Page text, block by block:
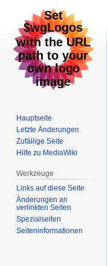
Hauptseite
Letzte Änderungen
Zufällige Seite
Hilfe zu MediaWiki
Werkzeuge
Links auf diese Seite
Änderungen an
verlinkten Seiten
Spezialseiten
Seiten­informationen